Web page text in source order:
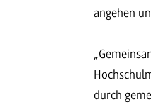
angehen
durch